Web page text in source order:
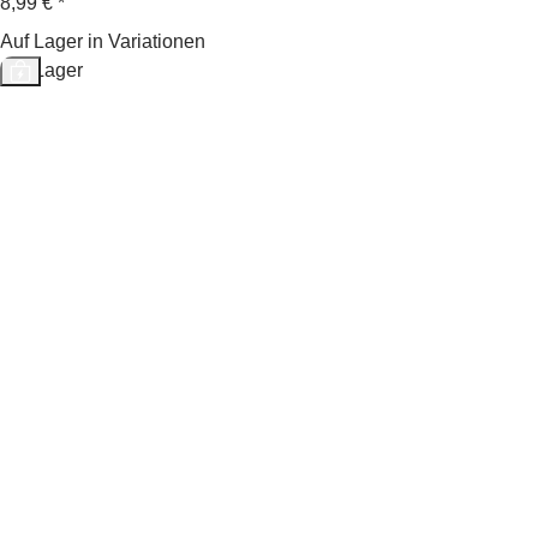
Auf Lager in Variationen
Auf Lager